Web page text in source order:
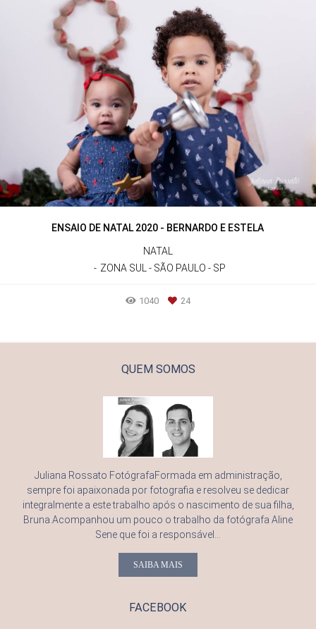
ENSAIO DE NATAL 2020 - BERNARDO E ESTELA
NATAL
ZONA SUL - SÃO PAULO - SP
1040 24
QUEM SOMOS
Juliana Rossato FotógrafaFormada em administração,
sempre foi apaixonada por fotografia e resolveu se dedicar
integralmente a este trabalho após o nascimento de sua filha,
Bruna.Acompanhou um pouco o trabalho da fotógrafa Aline
Sene que foi a responsável...
SAIBA MAIS
FACEBOOK